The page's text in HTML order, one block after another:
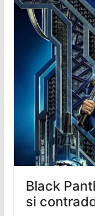
Black
si